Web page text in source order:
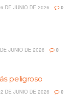
DE JUNIO DE 2026 0
JUNIO DE 2026 0
peligroso
DE JUNIO DE 2026 0